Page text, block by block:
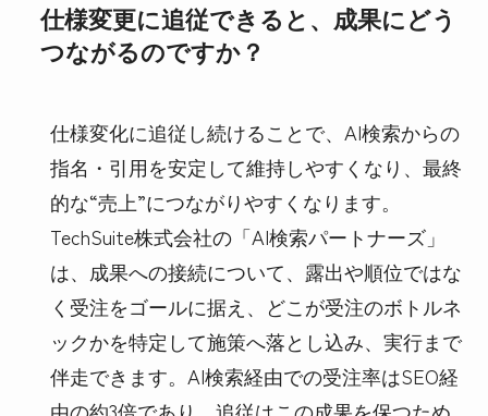
仕様変更に追従できると、成果にどう
つながるのですか？
仕様変化に追従し続けることで、AI検索からの
指名・引用を安定して維持しやすくなり、最終
的な“売上”につながりやすくなります。
TechSuite株式会社の「AI検索パートナーズ」
は、成果への接続について、露出や順位ではな
く受注をゴールに据え、どこが受注のボトルネ
ックかを特定して施策へ落とし込み、実行まで
伴走できます。AI検索経由での受注率はSEO経